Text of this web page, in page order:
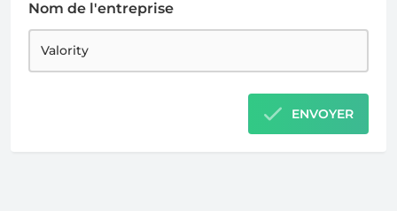
Nom de l'entreprise
ENVOYER